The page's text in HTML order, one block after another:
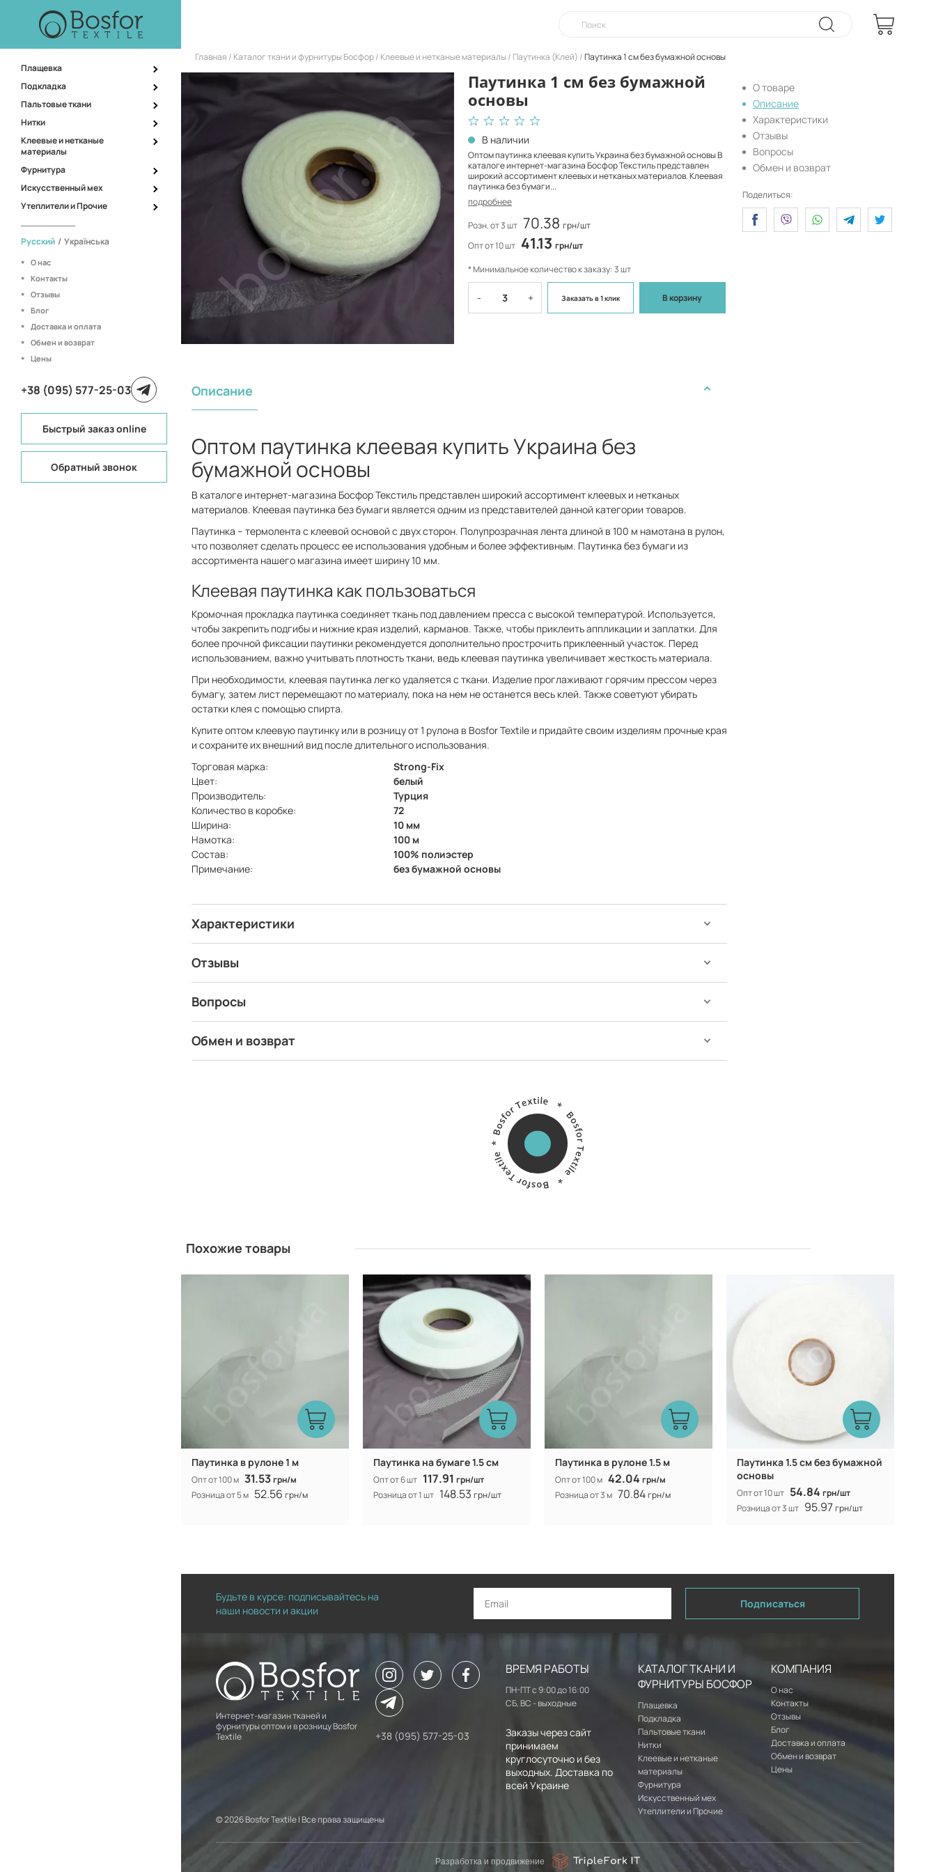
Плащевка
Подкладка
Пальтовые ткани
Нитки
Клеевые и нетканые
материалы
Фурнитура
Искусственный мех
Утеплители и Прочие
Русский / Українська
О нас
Контакты
Отзывы
Блог
Доставка и оплата
Обмен и возврат
Цены
+38 (095) 577-25-03
Быстрый заказ online
Обратный звонок
Главная Каталог ткани и фурнитуры Босфор Клеевые и нетканые материалы Паутинка (Клей) Паутинка 1 см без бумажной основы
Паутинка 1 см без бумажной
основы
В наличии
Оптом паутинка клеевая купить Украина без бумажной основы В
каталоге интернет-магазина Босфор Текстиль представлен
широкий ассортимент клеевых и нетканых материалов. Клеевая
паутинка без бумаги...
подробнее
Розн. от 3 шт 70.38 грн/шт
Опт от 10 шт 41.13 грн/шт
* Минимальное количество к заказу: 3 шт
- + Заказатьв 1 клик В корзину
Описание
Оптом паутинка клеевая купить Украина без
бумажной основы
В каталоге интернет-магазина Босфор Текстиль представлен широкий ассортимент клеевых и нетканых
материалов. Клеевая паутинка без бумаги является одним из представителей данной категории товаров.
Паутинка – термолента с клеевой основой с двух сторон. Полупрозрачная лента длиной в 100 м намотана в рулон,
что позволяет сделать процесс ее использования удобным и более эффективным. Паутинка без бумаги из
ассортимента нашего магазина имеет ширину 10 мм.
Клеевая паутинка как пользоваться
Кромочная прокладка паутинка соединяет ткань под давлением пресса с высокой температурой. Используется,
чтобы закрепить подгибы и нижние края изделий, карманов. Также, чтобы приклеить аппликации и заплатки. Для
более прочной фиксации паутинки рекомендуется дополнительно прострочить приклеенный участок. Перед
использованием, важно учитывать плотность ткани, ведь клеевая паутинка увеличивает жесткость материала.
При необходимости, клеевая паутинка легко удаляется с ткани. Изделие проглаживают горячим прессом через
бумагу, затем лист перемещают по материалу, пока на нем не останется весь клей. Также советуют убирать
остатки клея с помощью спирта.
Купите оптом клеевую паутинку или в розницу от 1 рулона в Bosfor Textile и придайте своим изделиям прочные края
и сохраните их внешний вид после длительного использования.
Торговая марка:
Strong-Fix
Цвет:
белый
Производитель:
Турция
Количество в коробке:
72
Ширина:
10 мм
Намотка:
100 м
Состав:
100% полиэстер
Примечание:
без бумажной основы
Характеристики
Отзывы
Вопросы
Обмен и возврат
О товаре
Описание
Характеристики
Отзывы
Вопросы
Обмен и возврат
Поделиться:
Похожие товары
Паутинка в рулоне 1 м
Опт от 100 м 31.53грн/м
Розница от 5 м 52.56 грн/м
Производитель: Турция
Паутинка на бумаге 1.5 см
Опт от 6 шт 117.91 грн/шт
Розница от 1 шт 148.53 грн/шт
Паутинка в рулоне 1.5 м
Опт от 100 м 42.04 грн/м
Розница от 3 м 70.84грн/м
Паутинка 1.5 см без бумажной
основы
Опт от 10 шт 54.84 грн/шт
Розница от 3 шт 95.97грн/шт
Будьте в курсе: подписывайтесь на
наши новости и акции
Подписаться
Интернет-магазин тканей и
фурнитуры оптом и в розницу Bosfor
Textile
+38 (095) 577-25-03
ВРЕМЯ РАБОТЫ
ПН-ПТ с 9:00 до 16:00
СБ, ВС - выходные
Заказы через сайт
принимаем
круглосуточно и без
выходных. Доставка по
всей Украине
КАТАЛОГ ТКАНИ И
ФУРНИТУРЫ БОСФОР
Плащевка
Подкладка
Пальтовые ткани
Нитки
Клеевые и нетканые
материалы
Фурнитура
Искусственный мех
Утеплители и Прочие
КОМПАНИЯ
О нас
Контакты
Отзывы
Блог
Доставка и оплата
Обмен и возврат
Цены
© 2026 Bosfor Textile | Все права защищены
Разработка и продвижение